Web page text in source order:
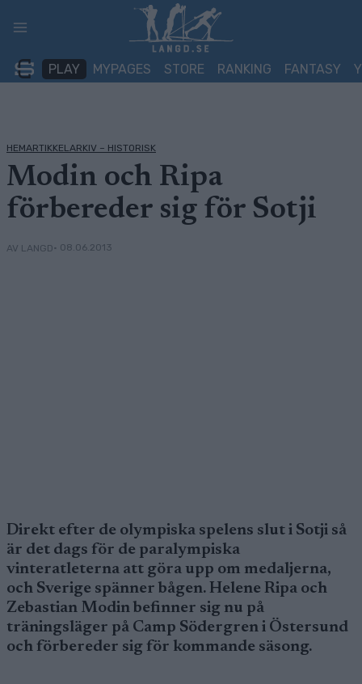
PLAY MYPAGES STORE RANKING FANTASY
HEMARTIKKELARKIV – HISTORISK
Modin och Ripa
förbereder sig för Sotji
AV LANGD• 08.06.2013
Direkt efter de olympiska spelens slut i Sotji så
är det dags för de paralympiska
vinteratleterna att göra upp om medaljerna,
och Sverige spänner bågen. Helene Ripa och
Zebastian Modin befinner sig nu på
träningsläger på Camp Södergren i Östersund
och förbereder sig för kommande säsong.